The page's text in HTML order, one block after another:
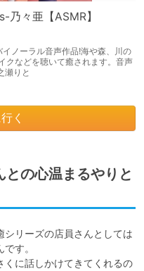
乃々亜【ASMR】
ノーラル音声作品!海や森、川の
クなどを聴いて癒されます。音声
瀬りと
く
の心温まるやりと
リーズの店員さんとしては
す。
くに話しかけてきてくれるの